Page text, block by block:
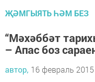
ҖӘМГЫЯТЬ ҺӘМ БЕЗ
“Мәхәббәт
– Апас боз
автор, 16 февраль